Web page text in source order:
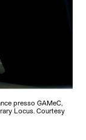
presso GAMeC,
Locus. Courtesy